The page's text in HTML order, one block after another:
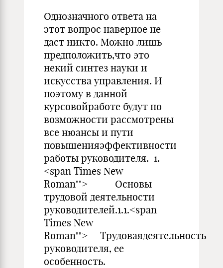
Однозначного ответа на
этот вопрос наверное не
даст никто. Можно лишь
предположить,что это
некий синтез науки и
искусства управления. И
поэтому в данной
курсовойработе будут по
возможности рассмотрены
все нюансы и пути
повышенияэффективности
работы руководителя. 1.
<span Times New
Roman""> Основы
трудовой деятельности
руководителей.1.1.<span
Times New
Roman""> Трудоваядеятельность
руководителя, ее
особенность.